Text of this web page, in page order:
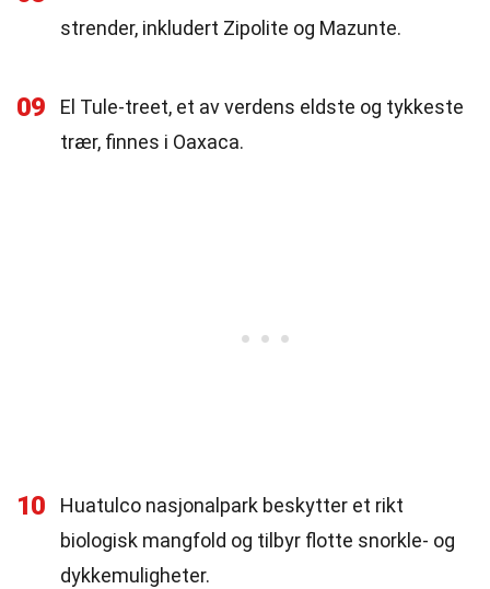
strender, inkludert Zipolite og Mazunte.
09
El Tule-treet, et av verdens eldste og tykkeste
trær, finnes i Oaxaca.
10
Huatulco nasjonalpark beskytter et rikt
biologisk mangfold og tilbyr flotte snorkle- og
dykkemuligheter.